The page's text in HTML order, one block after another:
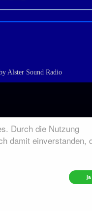
Durch die Nutzung
damit einverstanden,
Alster Sound Radio